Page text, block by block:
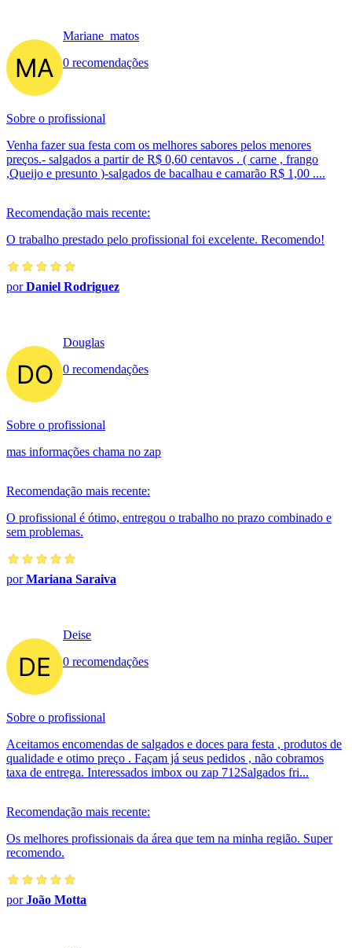
Mariane_matos
0 recomendações
Sobre o profissional
Venha fazer sua festa com os melhores sabores pelos menores
preços.- salgados a partir de R$ 0,60 centavos . ( carne , frango
,Queijo e presunto )-salgados de bacalhau e camarão R$ 1,00 ....
Recomendação mais recente:
O trabalho prestado pelo profissional foi excelente. Recomendo!
porDaniel Rodriguez
Douglas
0 recomendações
Sobre o profissional
mas informações chama no zap
Recomendação mais recente:
O profissional é ótimo, entregou o trabalho no prazo combinado e
sem problemas.
porMariana Saraiva
Deise
0 recomendações
Sobre o profissional
Aceitamos encomendas de salgados e doces para festa , produtos de
qualidade e otimo preço . Façam já seus pedidos , não cobramos
taxa de entrega. Interessados imbox ou zap 712Salgados fri...
Recomendação mais recente:
Os melhores profissionais da área que tem na minha região. Super
recomendo.
porJoão Motta